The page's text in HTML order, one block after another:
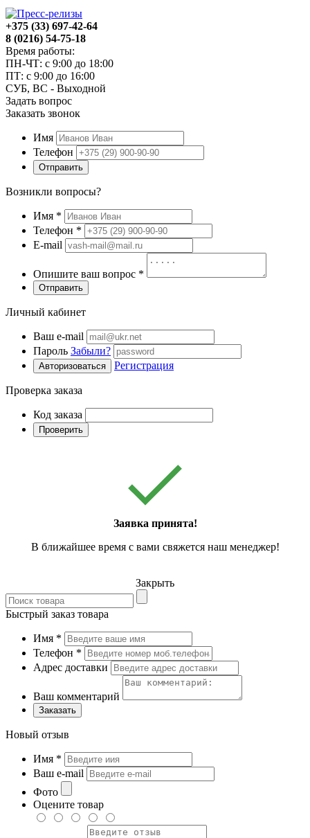
+375 (33) 697-42-64
8 (0216) 54-75-18
Время работы:
ПН-ЧТ: с 9:00 до 18:00
ПТ: с 9:00 до 16:00
СУБ, ВС - Выходной
Задать вопрос
Заказать звонок
Имя
Телефон
Отправить
Возникли вопросы?
Имя *
Телефон *
E-mail
Опишите ваш вопрос *
Отправить
Личный кабинет
Ваш e-mail
Пароль Забыли?
Авторизоваться Регистрация
Проверка заказа
Код заказа
Проверить
Заявка принята!
В ближайшее время с вами свяжется наш менеджер!
Закрыть
Быстрый заказ товара
Имя *
Телефон *
Адрес доставки
Ваш комментарий
Заказать
Новый отзыв
Имя *
Ваш e-mail
Фото
Оцените товар